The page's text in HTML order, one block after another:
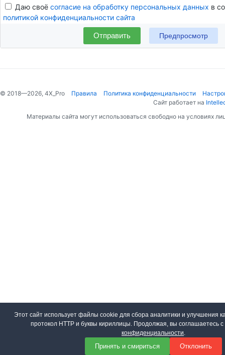
Даю своё согласие на обработку персональных данных в
политикой конфиденциальности сайта
Отправить
© 2018—2026, 4X_Pro Правила Политика конфиденциальности
Сайт работает на
Материалы сайта могут использоваться свободно на условиях
Этот сайт использует файлы cookie для сбора аналитики и улучшения
протокол HTTP и буквы кириллицы. Продолжая, вы соглашаетесь
конфиденциальности.
Принять и смириться Отклонить